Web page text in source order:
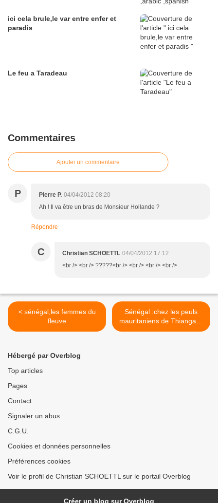
ici cela brule,le var entre enfer et
paradis
Le feu a Taradeau
Commentaires
Ajouter un commentaire
P Pierre P. 04/04/2012 08:20
Ah ! Il va être un bras de Monsieur Hollande ?
Répondre
C Christian SCHOETTL 04/04/2012 17:12
<br /> <br /> ?????<br /> <br /> <br /> <br />
< sénégal,les femmes du
fleuve
Sénégal :chez les peuls
mauritaniens de Thiangaye
>
Hébergé par Overblog
Top articles
Pages
Contact
Signaler un abus
C.G.U.
Cookies et données personnelles
Préférences cookies
Voir le profil de Christian SCHOETTL sur le portail Overblog
Créer un blog sur Overblog